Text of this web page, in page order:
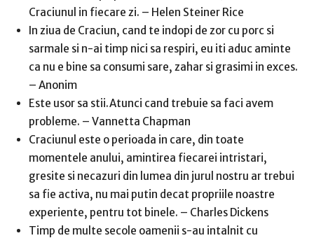
Craciunul in fiecare zi. – Helen Steiner Rice
In ziua de Craciun, cand te indopi de zor cu porc si
sarmale si n-ai timp nici sa respiri, eu iti aduc aminte
ca nu e bine sa consumi sare, zahar si grasimi in exces.
– Anonim
Este usor sa stii.Atunci cand trebuie sa faci avem
probleme. – Vannetta Chapman
Craciunul este o perioada in care, din toate
momentele anului, amintirea fiecarei intristari,
gresite si necazuri din lumea din jurul nostru ar trebui
sa fie activa, nu mai putin decat propriile noastre
experiente, pentru tot binele. – Charles Dickens
Timp de multe secole oamenii s-au intalnit cu